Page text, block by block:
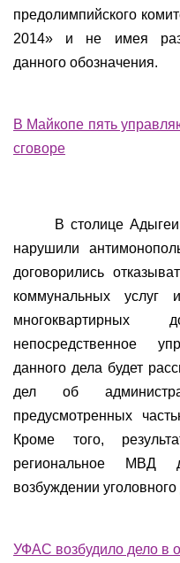
предолимпийского
2014» и не имея
данного обозначения.
В Майкопе пять
сговоре
В столице
нарушили
договорились
коммунальных услуг
непосредственное
данного дела будет
дел об
предусмотренных
Кроме того,
региональное
возбуждении уголовного
УФАС возбудило дело в